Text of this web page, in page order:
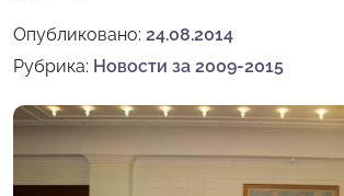
Опубликовано: 24.08.2014
Рубрика: Новости за 2009-2015